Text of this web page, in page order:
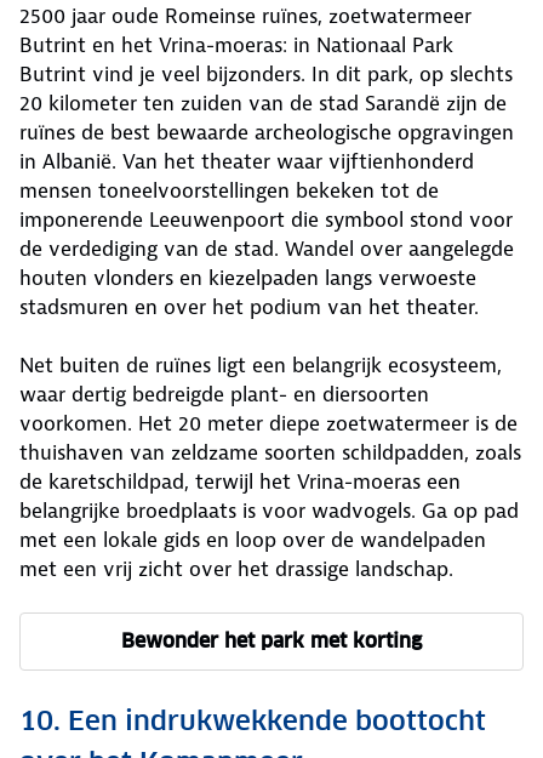
2500 jaar oude Romeinse ruïnes, zoetwatermeer
Butrint en het Vrina-moeras: in Nationaal Park
Butrint vind je veel bijzonders. In dit park, op slechts
20 kilometer ten zuiden van de stad Sarandë zijn de
ruïnes de best bewaarde archeologische opgravingen
in Albanië. Van het theater waar vijftienhonderd
mensen toneelvoorstellingen bekeken tot de
imponerende Leeuwenpoort die symbool stond voor
de verdediging van de stad. Wandel over aangelegde
houten vlonders en kiezelpaden langs verwoeste
stadsmuren en over het podium van het theater.
Net buiten de ruïnes ligt een belangrijk ecosysteem,
waar dertig bedreigde plant- en diersoorten
voorkomen. Het 20 meter diepe zoetwatermeer is de
thuishaven van zeldzame soorten schildpadden, zoals
de karetschildpad, terwijl het Vrina-moeras een
belangrijke broedplaats is voor wadvogels. Ga op pad
met een lokale gids en loop over de wandelpaden
met een vrij zicht over het drassige landschap.
Bewonder het park met korting
10. Een indrukwekkende boottocht